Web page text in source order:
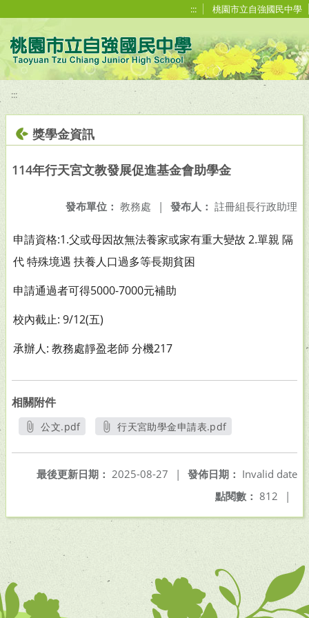
::: 桃園市立自強國民中學
:::
獎學金資訊
114年行天宮文教發展促進基金會助學金
發布人： 註冊組長行政助理
發布單位： 教務處 |
申請資格:1.父或母因故無法養家或家有重大變故 2.單親 隔
代 特殊境遇 扶養人口過多等長期貧困
申請通過者可得5000-7000元補助
校內截止: 9/12(五)
承辦人: 教務處靜盈老師 分機217
相關附件
公文.pdf
行天宮助學金申請表.pdf
發佈日期： Invalid date
最後更新日期： 2025-08-27
|
點閱數： 812 |